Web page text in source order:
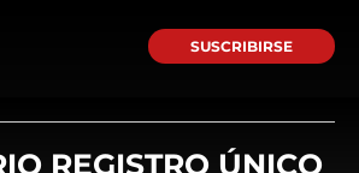
SUSCRIBIRSE
REGISTRO ÚNICO